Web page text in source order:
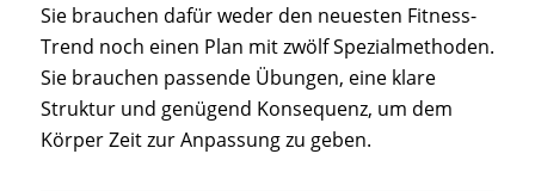
Sie brauchen dafür weder den neuesten Fitness-
Trend noch einen Plan mit zwölf Spezialmethoden.
Sie brauchen passende Übungen, eine klare
Struktur und genügend Konsequenz, um dem
Körper Zeit zur Anpassung zu geben.